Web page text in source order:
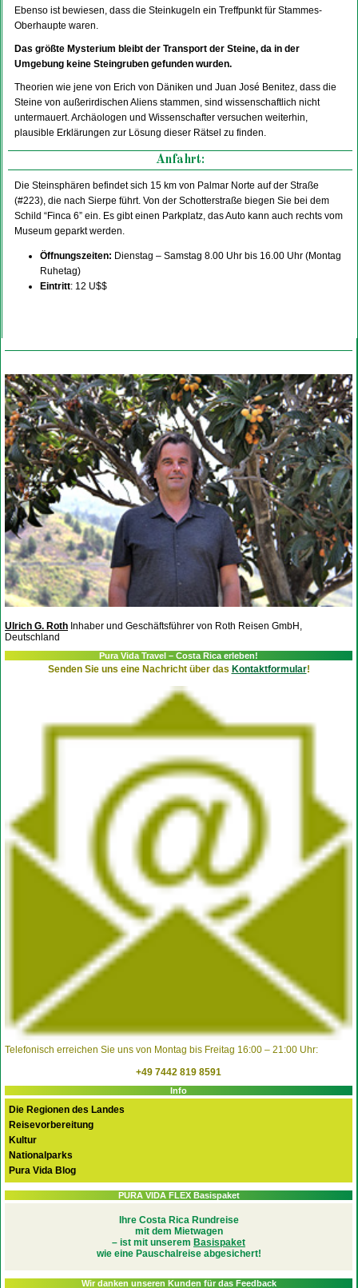
Ebenso ist bewiesen, dass die Steinkugeln ein Treffpunkt für Stammes-
Oberhaupte waren.
Das größte Mysterium bleibt der Transport der Steine, da in der
Umgebung keine Steingruben gefunden wurden.
Theorien wie jene von Erich von Däniken und Juan José Benitez, dass die
Steine von außerirdischen Aliens stammen, sind wissenschaftlich nicht
untermauert. Archäologen und Wissenschafter versuchen weiterhin,
plausible Erklärungen zur Lösung dieser Rätsel zu finden.
Anfahrt:
Die Steinsphären befindet sich 15 km von Palmar Norte auf der Straße
(#223), die nach Sierpe führt. Von der Schotterstraße biegen Sie bei dem
Schild “Finca 6” ein. Es gibt einen Parkplatz, das Auto kann auch rechts vom
Museum geparkt werden.
Öffnungszeiten: Dienstag – Samstag 8.00 Uhr bis 16.00 Uhr (Montag
Ruhetag)
Eintritt: 12 U$$
Ulrich G. Roth Inhaber und Geschäftsführer von Roth Reisen GmbH,
Deutschland
Pura Vida Travel – Costa Rica erleben!
Senden Sie uns eine Nachricht über das Kontaktformular!
Telefonisch erreichen Sie uns von Montag bis Freitag 16:00 – 21:00 Uhr:
+49 7442 819 8591
Info
Die Regionen des Landes
Reisevorbereitung
Kultur
Nationalparks
Pura Vida Blog
PURA VIDA FLEX Basispaket
Ihre Costa Rica Rundreise
mit dem Mietwagen
– ist mit unserem Basispaket
wie eine Pauschalreise abgesichert!
Wir danken unseren Kunden für das Feedback